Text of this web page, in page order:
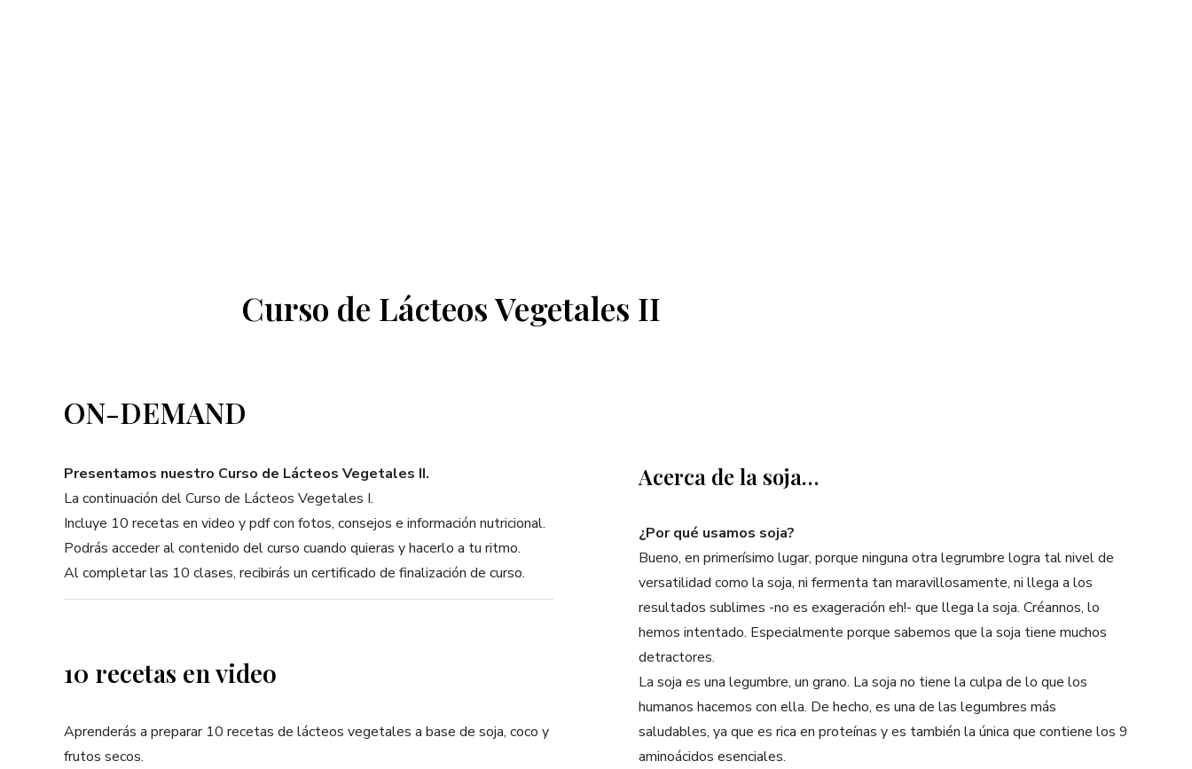
Curso de Lácteos Vegetales II
ON-DEMAND
Presentamos nuestro Curso de Lácteos Vegetales II.
La continuación del Curso de Lácteos Vegetales I.
Incluye 10 recetas en video y pdf con fotos, consejos e información nutricional.
Podrás acceder al contenido del curso cuando quieras y hacerlo a tu ritmo.
Al completar las 10 clases, recibirás un certificado de finalización de curso.
10 recetas en video
Aprenderás a preparar 10 recetas de lácteos vegetales a base de soja, coco y
frutos secos.
Acerca de la soja…
¿Por qué usamos soja?
Bueno, en primerísimo lugar, porque ninguna otra legrumbre logra tal nivel de
versatilidad como la soja, ni fermenta tan maravillosamente, ni llega a los
resultados sublimes -no es exageración eh!- que llega la soja. Créannos, lo
hemos intentado. Especialmente porque sabemos que la soja tiene muchos
detractores.
La soja es una legumbre, un grano. La soja no tiene la culpa de lo que los
humanos hacemos con ella. De hecho, es una de las legumbres más
saludables, ya que es rica en proteínas y es también la única que contiene los 9
aminoácidos esenciales.